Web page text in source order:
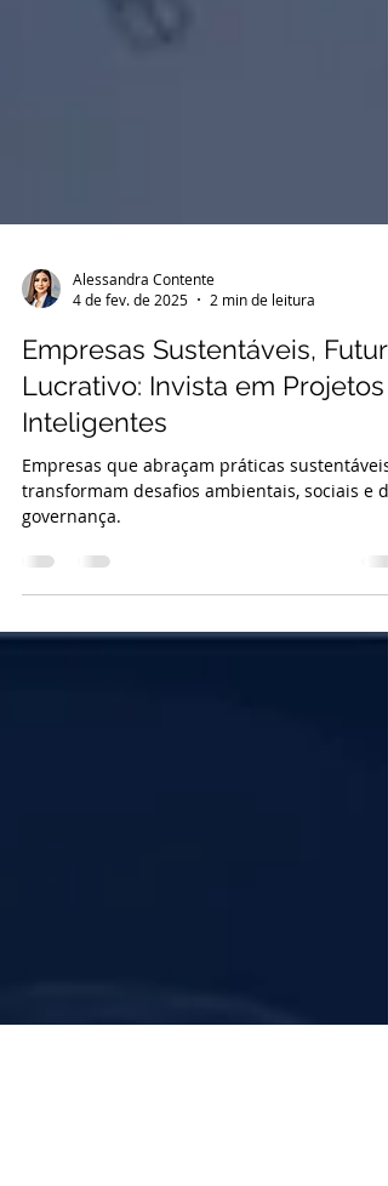
Alessandra Contente
4 de fev. de 2025
2 min de leitura
Empresas Sustentáveis, Futuro
Lucrativo: Invista em Projetos
Inteligentes
Empresas que abraçam práticas sustentáveis